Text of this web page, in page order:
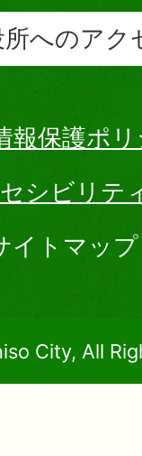
所へのアク
報保護ポ
シビリテ
イトマップ
City, All